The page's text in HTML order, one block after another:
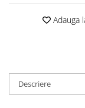
Adauga
Descriere